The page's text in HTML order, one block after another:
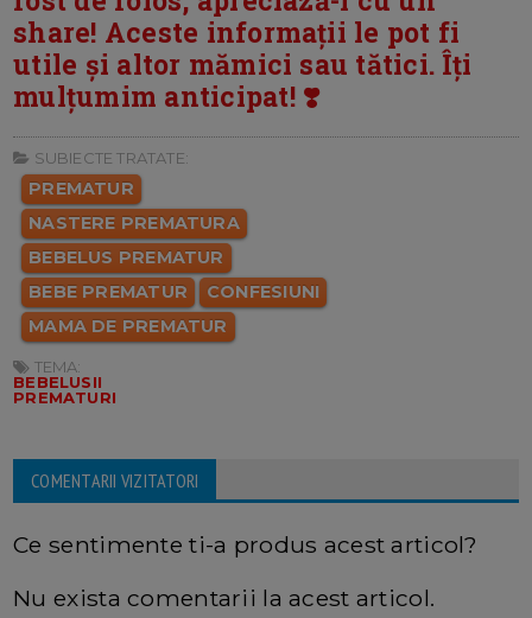
share! Aceste informații le pot fi
utile și altor mămici sau tătici. Îți
mulțumim anticipat! ❣️
SUBIECTE TRATATE:
PREMATUR
NASTERE PREMATURA
BEBELUS PREMATUR
BEBE PREMATUR
CONFESIUNI
MAMA DE PREMATUR
TEMA:
BEBELUSII
PREMATURI
COMENTARII VIZITATORI
Ce sentimente ti-a produs acest articol?
Nu exista comentarii la acest articol.